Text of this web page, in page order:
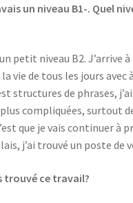
un niveau B1-. Quel
petit niveau B2. J’arrive
vie de tous les jours avec
structures de phrases,
plus compliquées, surtout
que je vais continuer à
j’ai trouvé un poste de
trouvé ce travail?